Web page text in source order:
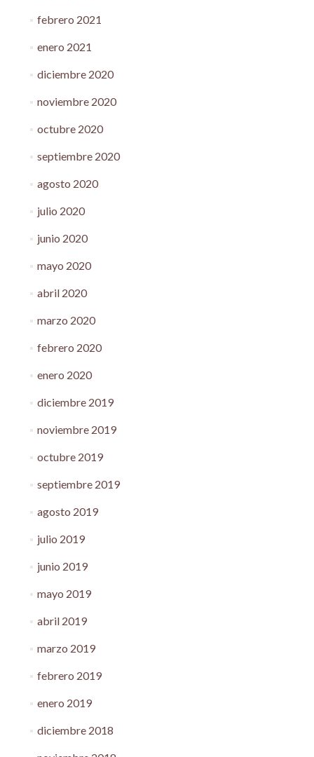
febrero 2021
enero 2021
diciembre 2020
noviembre 2020
octubre 2020
septiembre 2020
agosto 2020
julio 2020
junio 2020
mayo 2020
abril 2020
marzo 2020
febrero 2020
enero 2020
diciembre 2019
noviembre 2019
octubre 2019
septiembre 2019
agosto 2019
julio 2019
junio 2019
mayo 2019
abril 2019
marzo 2019
febrero 2019
enero 2019
diciembre 2018